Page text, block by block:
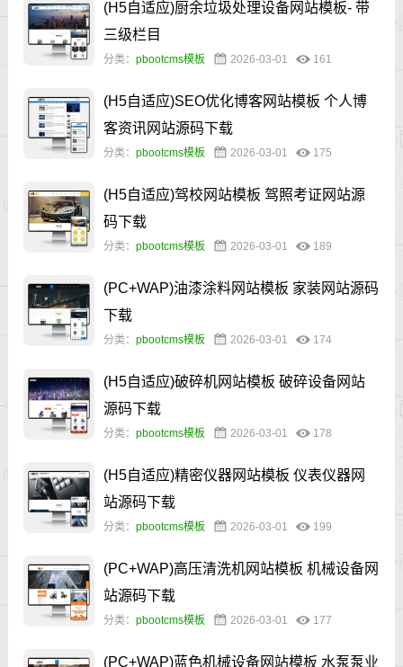
(H5自适应)厨余垃圾处理设备网站模板- 带
三级栏目
分类：pbootcms模板 2026-03-01 161
(H5自适应)SEO优化博客网站模板 个人博
客资讯网站源码下载
分类：pbootcms模板 2026-03-01 175
(H5自适应)驾校网站模板 驾照考证网站源
码下载
分类：pbootcms模板 2026-03-01 189
(PC+WAP)油漆涂料网站模板 家装网站源码
下载
分类：pbootcms模板 2026-03-01 174
(H5自适应)破碎机网站模板 破碎设备网站
源码下载
分类：pbootcms模板 2026-03-01 178
(H5自适应)精密仪器网站模板 仪表仪器网
站源码下载
分类：pbootcms模板 2026-03-01 199
(PC+WAP)高压清洗机网站模板 机械设备网
站源码下载
分类：pbootcms模板 2026-03-01 177
(PC+WAP)蓝色机械设备网站模板 水泵泵业